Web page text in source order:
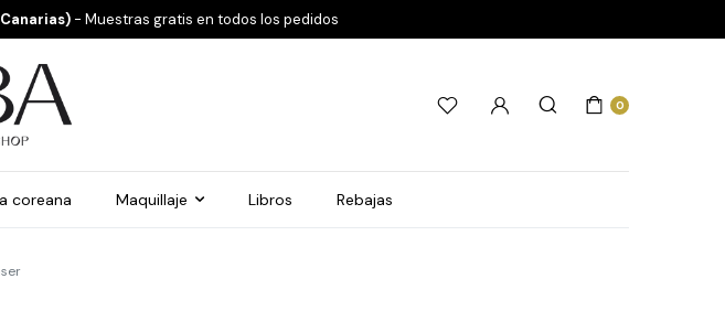
- Muestras gratis en todos los pedidos
0
coreana Maquillaje Libros Rebajas